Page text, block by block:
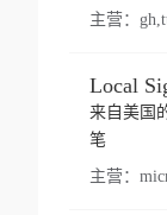
主营：
Local
来自美国
笔
主营：